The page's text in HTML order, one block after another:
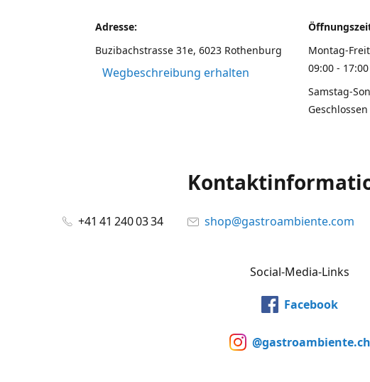
Adresse:
Buzibachstrasse 31e, 6023 Rothenburg
Wegbeschreibung erhalten
Montag-
09:00 -
Samstag-
Geschlossen
+41 41 240 03 34 shop@gastroambiente.com
Social-Media-Links
Facebook
@gastroambiente.ch